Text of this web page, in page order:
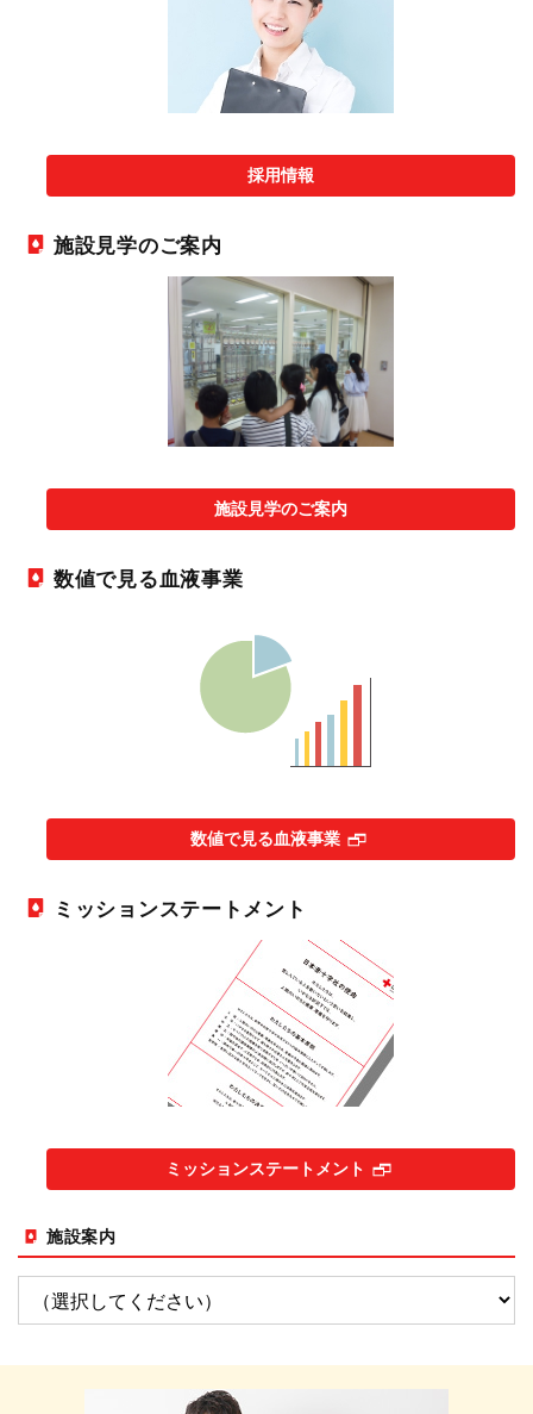
採用情報
施設見学のご案内
施設見学のご案内
数値で見る血液事業
数値で見る血液事業
ミッションステートメント
ミッションステートメント
施設案内